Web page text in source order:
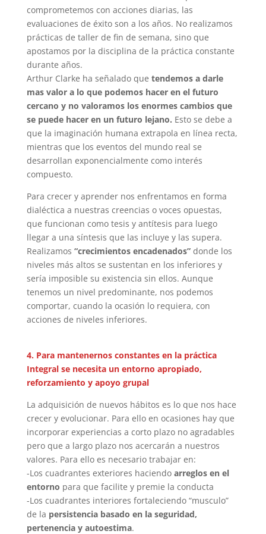
comprometemos con acciones diarias, las
evaluaciones de éxito son a los años. No realizamos
prácticas de taller de fin de semana, sino que
apostamos por la disciplina de la práctica constante
durante años.
Arthur Clarke ha señalado que tendemos a darle
mas valor a lo que podemos hacer en el futuro
cercano y no valoramos los enormes cambios que
se puede hacer en un futuro lejano. Esto se debe a
que la imaginación humana extrapola en línea recta,
mientras que los eventos del mundo real se
desarrollan exponencialmente como interés
compuesto.
Para crecer y aprender nos enfrentamos en forma
dialéctica a nuestras creencias o voces opuestas,
que funcionan como tesis y antítesis para luego
llegar a una síntesis que las incluye y las supera.
Realizamos “crecimientos encadenados”donde los
niveles más altos se sustentan en los inferiores y
sería imposible su existencia sin ellos. Aunque
tenemos un nivel predominante, nos podemos
comportar, cuando la ocasión lo requiera, con
acciones de niveles inferiores.
4. Para mantenernos constantes en la práctica
Integral se necesita un entorno apropiado,
reforzamiento y apoyo grupal
La adquisición de nuevos hábitos es lo que nos hace
crecer y evolucionar. Para ello en ocasiones hay que
incorporar experiencias a corto plazo no agradables
pero que a largo plazo nos acercarán a nuestros
valores. Para ello es necesario trabajar en:
-Los cuadrantes exteriores haciendo arreglos en el
entorno para que facilite y premie la conducta
-Los cuadrantes interiores fortaleciendo “musculo”
de la persistencia basado en la seguridad,
pertenencia y autoestima.